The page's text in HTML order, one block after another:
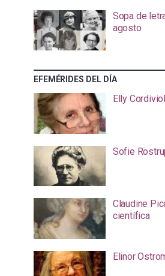
Sopa de
agosto
EFEMÉRIDES DEL DÍA
Elly
Sofie
Claudine
científica
Elinor